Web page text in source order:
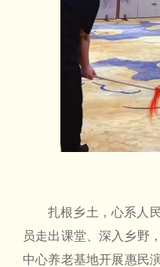
扎根乡土，心系人
员走出课堂、深入乡野
中心养老基地开展惠民